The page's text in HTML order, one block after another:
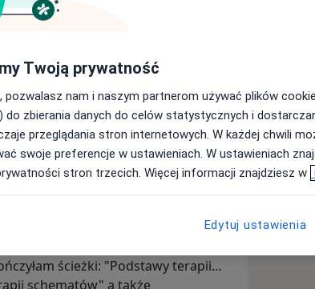
o specjalności klinicznej na
m.in. w trakcie praktyk w Szpitalu
"Dziekanka" w Gnieźnie.
Uniwersytetu Medycznego w
neurologicznymi na
MSWiA w Poznaniu, a także
intelektualną w trakcie praktyk oraz
W pracy psychologa czerpię także z
muzykoterapii oraz innych
diagnozy ADHD oraz ASD
najbliższym czasie planuję
nurcie poznawczo - behawioralnym,
i klientami. Jest to kierunek
ścieżki: "Podstawy terapii
schematów" a także
Twoją prywatność
pozwalasz nam i naszym partnerom używać plików
do zbierania danych do celów statystycznych i
przeglądania stron internetowych. W każdej chwili
swoje preferencje w ustawieniach. W ustawieniach
stron trzecich. Więcej informacji znajdziesz w
Edytuj ustawienia